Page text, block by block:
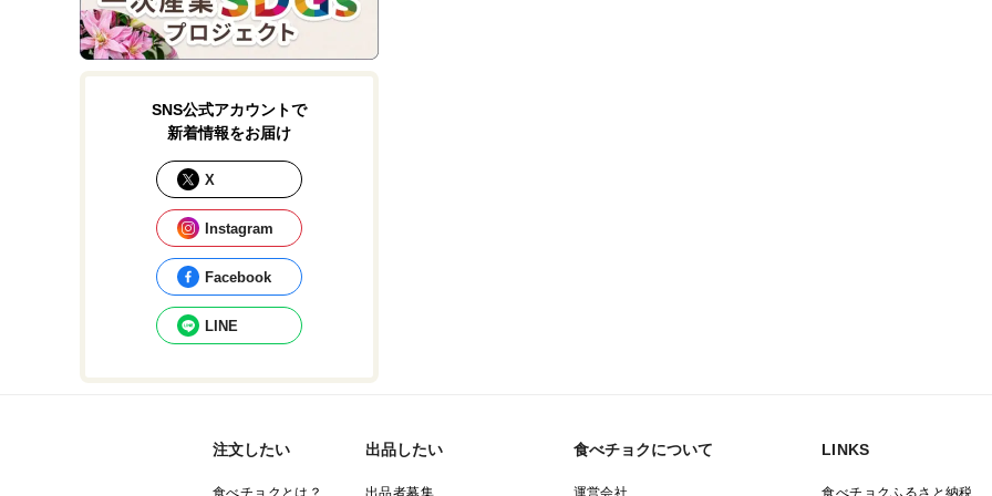
SNS公式アカウントで
新着情報をお届け
X
Instagram
Facebook
LINE
注文したい 出品したい 食べチョクについて LINKS